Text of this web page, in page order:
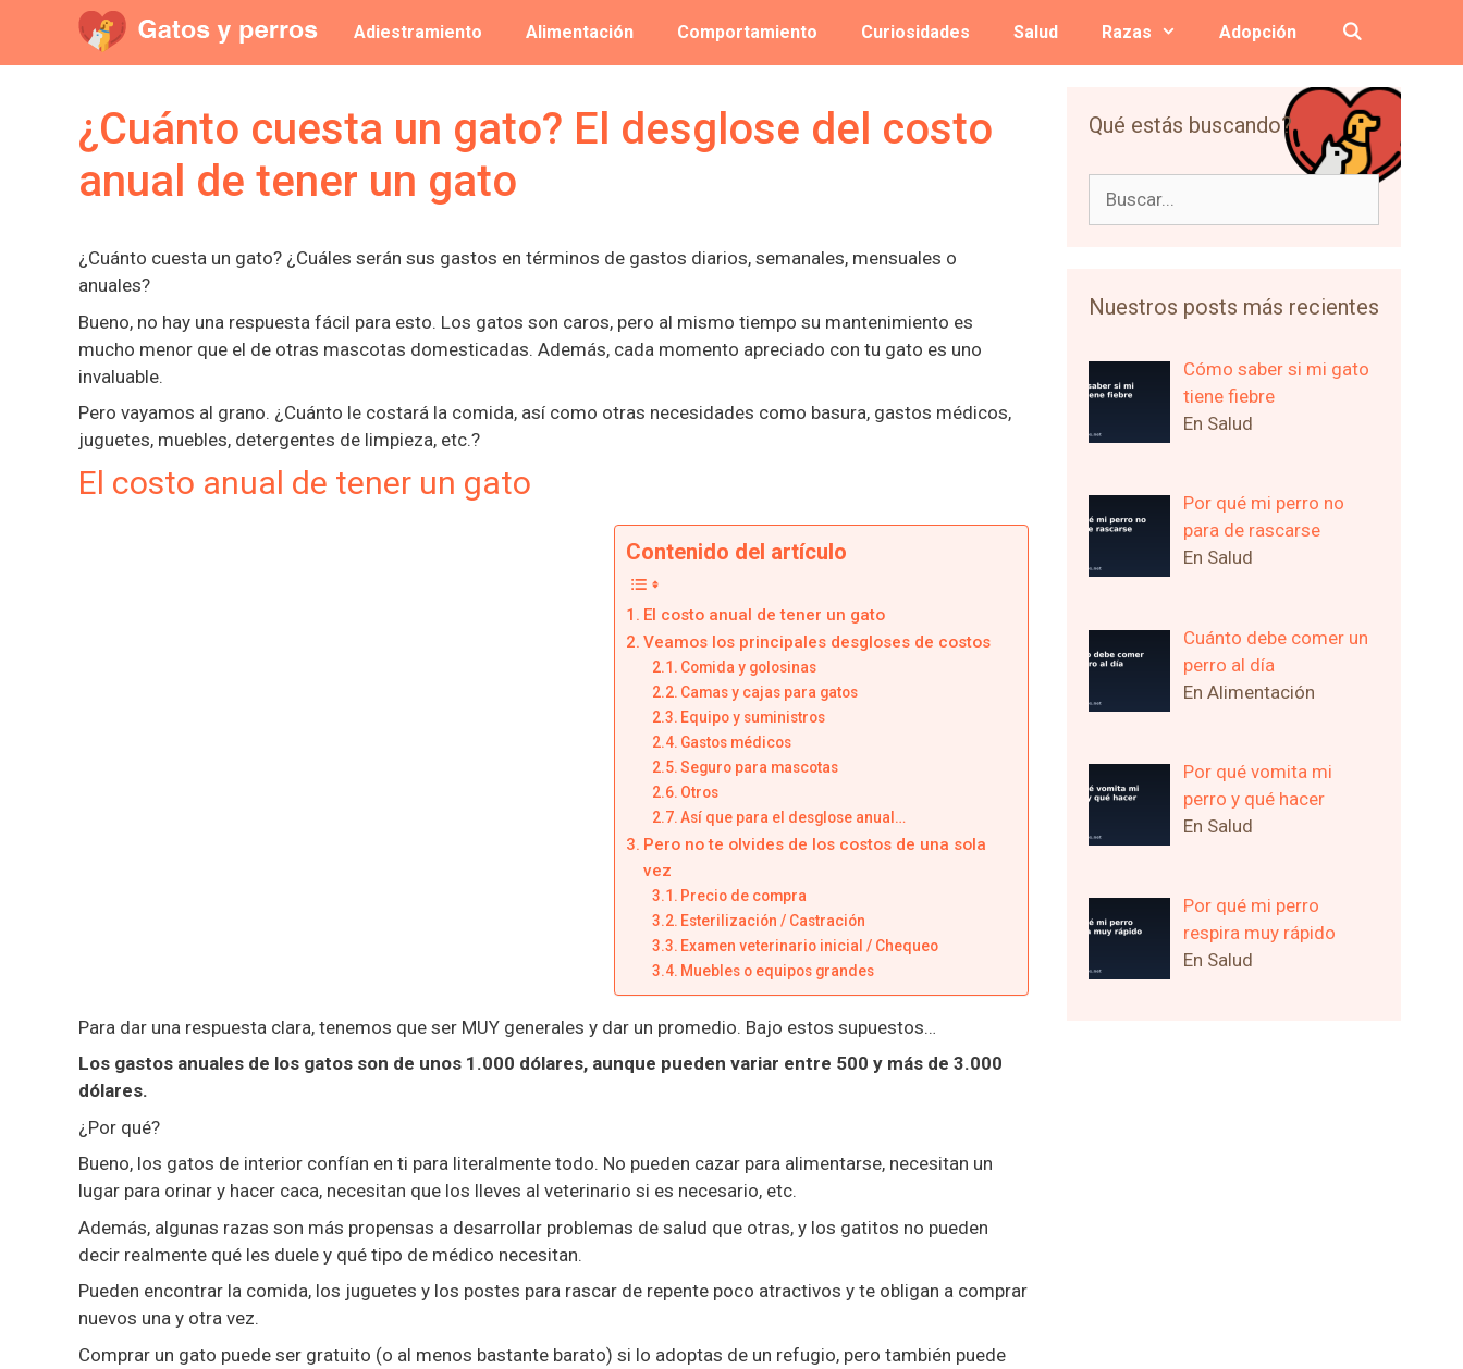
contenido
Adiestramiento Alimentación Comportamiento Curiosidades Salud Razas Adopción
¿Cuánto cuesta un gato? El desglose del costo
anual de tener un gato
¿Cuánto cuesta un gato? ¿Cuáles serán sus gastos en términos de gastos diarios, semanales, mensuales o
anuales?
Bueno, no hay una respuesta fácil para esto. Los gatos son caros, pero al mismo tiempo su mantenimiento es
mucho menor que el de otras mascotas domesticadas. Además, cada momento apreciado con tu gato es uno
invaluable.
Pero vayamos al grano. ¿Cuánto le costará la comida, así como otras necesidades como basura, gastos médicos,
juguetes, muebles, detergentes de limpieza, etc.?
El costo anual de tener un gato
Contenido del artículo
El costo anual de tener un gato
Veamos los principales desgloses de costos
Comida y golosinas
Camas y cajas para gatos
Equipo y suministros
Gastos médicos
Seguro para mascotas
Otros
Así que para el desglose anual…
Pero no te olvides de los costos de una sola
vez
Precio de compra
Esterilización / Castración
Examen veterinario inicial / Chequeo
Muebles o equipos grandes
Para dar una respuesta clara, tenemos que ser MUY generales y dar un promedio. Bajo estos supuestos…
Los gastos anuales de los gatos son de unos 1.000 dólares, aunque pueden variar entre 500 y más de 3.000
dólares.
¿Por qué?
Bueno, los gatos de interior confían en ti para literalmente todo. No pueden cazar para alimentarse, necesitan un
lugar para orinar y hacer caca, necesitan que los lleves al veterinario si es necesario, etc.
Además, algunas razas son más propensas a desarrollar problemas de salud que otras, y los gatitos no pueden
decir realmente qué les duele y qué tipo de médico necesitan.
Pueden encontrar la comida, los juguetes y los postes para rascar de repente poco atractivos y te obligan a comprar
nuevos una y otra vez.
Comprar un gato puede ser gratuito (o al menos bastante barato) si lo adoptas de un refugio, pero también puede
Qué estás buscando?
Nuestros posts más recientes
Cómo saber si mi gato
tiene fiebre
En Salud
Por qué mi perro no
para de rascarse
En Salud
Cuánto debe comer un
perro al día
En Alimentación
Por qué vomita mi
perro y qué hacer
En Salud
Por qué mi perro
respira muy rápido
En Salud